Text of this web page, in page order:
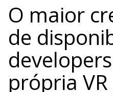
O maior
de
própria